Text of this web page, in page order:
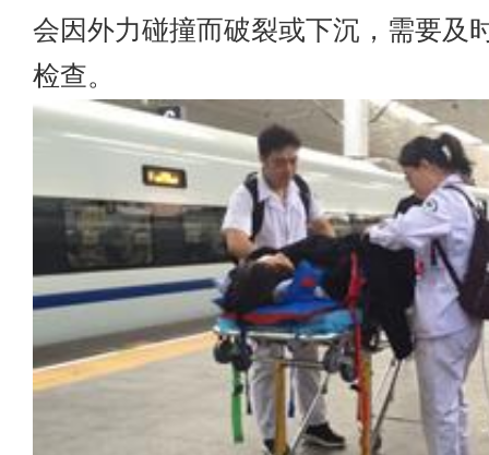
会因外力碰撞而破裂或下沉，需要及
检查。